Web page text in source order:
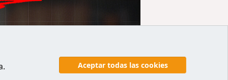
reglas Politicas de privacidad Ayuda Inicio
R
Aceptar todas las cookies